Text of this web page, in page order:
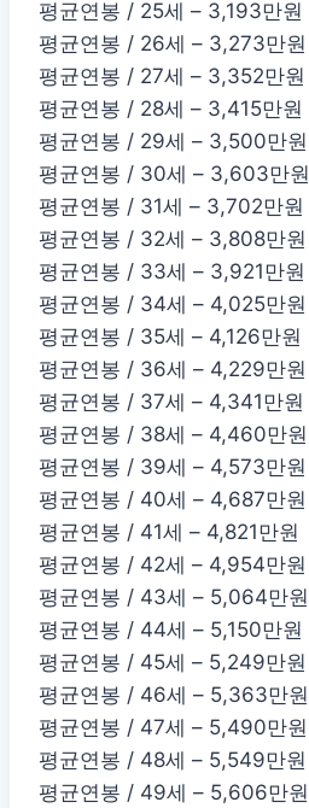
평균연봉 / 25세 – 3,193만원
평균연봉 / 26세 – 3,273만원
평균연봉 / 27세 – 3,352만원
평균연봉 / 28세 – 3,415만원
평균연봉 / 29세 – 3,500만원
평균연봉 / 30세 – 3,603만원
평균연봉 / 31세 – 3,702만원
평균연봉 / 32세 – 3,808만원
평균연봉 / 33세 – 3,921만원
평균연봉 / 34세 – 4,025만원
평균연봉 / 35세 – 4,126만원
평균연봉 / 36세 – 4,229만원
평균연봉 / 37세 – 4,341만원
평균연봉 / 38세 – 4,460만원
평균연봉 / 39세 – 4,573만원
평균연봉 / 40세 – 4,687만원
평균연봉 / 41세 – 4,821만원
평균연봉 / 42세 – 4,954만원
평균연봉 / 43세 – 5,064만원
평균연봉 / 44세 – 5,150만원
평균연봉 / 45세 – 5,249만원
평균연봉 / 46세 – 5,363만원
평균연봉 / 47세 – 5,490만원
평균연봉 / 48세 – 5,549만원
평균연봉 / 49세 – 5,606만원